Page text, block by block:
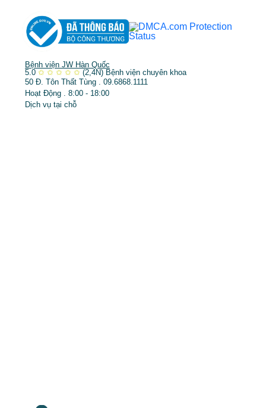
Bệnh viện JW Hàn Quốc
5.0 ✩ ✩ ✩ ✩ ✩ (2,4N) Bệnh viện chuyên khoa
50 Đ. Tôn Thất Tùng . 09.6868.1111
Hoạt Động . 8:00 - 18:00
Dịch vụ tại chỗ